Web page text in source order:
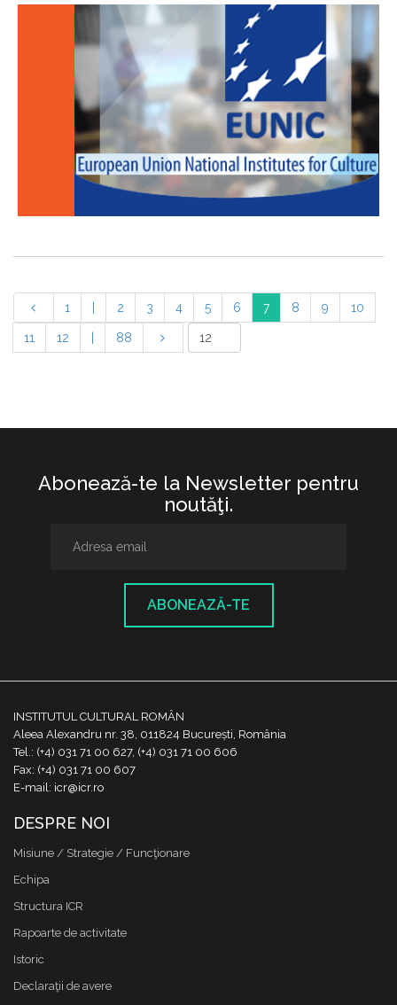
1 2 3 4 5 6 7 8 9 10
11 12 88
Abonează-te la Newsletter pentru
noutăţi.
ABONEAZĂ-TE
INSTITUTUL CULTURAL ROMÂN
Aleea Alexandru nr. 38, 011824 București, România
Tel.: (+4) 031 71 00 627, (+4) 031 71 00 606
Fax: (+4) 031 71 00 607
E-mail: icr@icr.ro
DESPRE NOI
Misiune / Strategie / Funcţionare
Echipa
Structura ICR
Rapoarte de activitate
Istoric
Declaraţii de avere